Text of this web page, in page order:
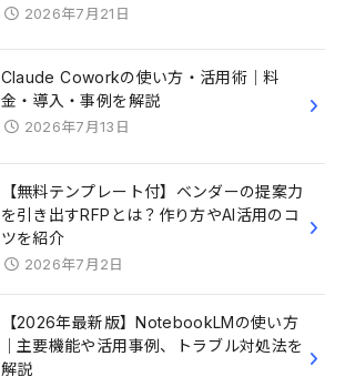
2026年7月21日
Claude Coworkの使い方・活用術｜料
金・導入・事例を解説
2026年7月13日
【無料テンプレート付】ベンダーの提案力
を引き出すRFPとは？作り方やAI活用のコ
ツを紹介
2026年7月2日
【2026年最新版】NotebookLMの使い方
｜主要機能や活用事例、トラブル対処法を
解説